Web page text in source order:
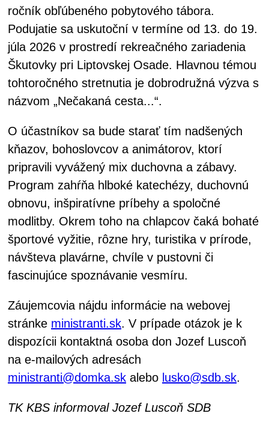
ročník obľúbeného pobytového tábora.
Podujatie sa uskutoční v termíne od 13. do 19.
júla 2026 v prostredí rekreačného zariadenia
Škutovky pri Liptovskej Osade. Hlavnou témou
tohtoročného stretnutia je dobrodružná výzva s
názvom „Nečakaná cesta...“.
O účastníkov sa bude starať tím nadšených
kňazov, bohoslovcov a animátorov, ktorí
pripravili vyvážený mix duchovna a zábavy.
Program zahŕňa hlboké katechézy, duchovnú
obnovu, inšpiratívne príbehy a spoločné
modlitby. Okrem toho na chlapcov čaká bohaté
športové vyžitie, rôzne hry, turistika v prírode,
návšteva plavárne, chvíle v pustovni či
fascinujúce spoznávanie vesmíru.
Záujemcovia nájdu informácie na webovej
stránke ministranti.sk. V prípade otázok je k
dispozícii kontaktná osoba don Jozef Luscoň
na e-mailových adresách
ministranti@domka.sk alebo lusko@sdb.sk.
TK KBS informoval Jozef Luscoň SDB